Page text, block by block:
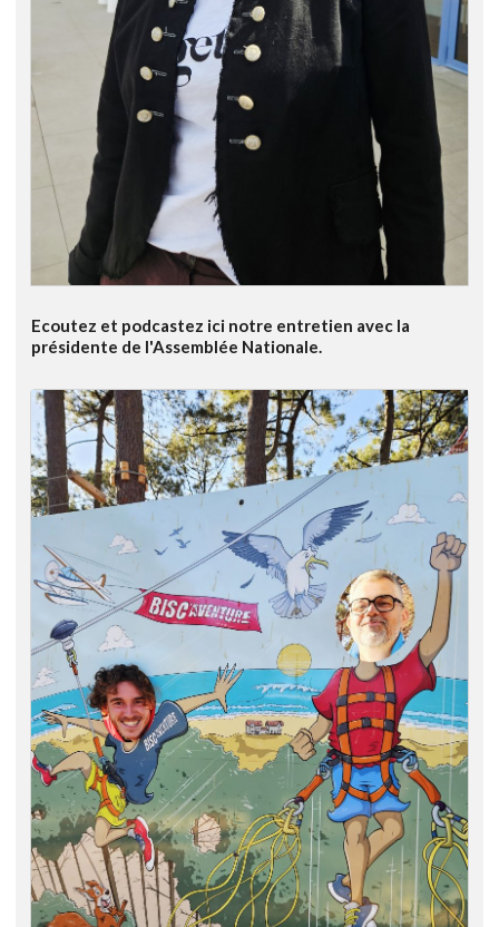
Ecoutez et podcastez ici notre entretien avec la
présidente de l'Assemblée Nationale.